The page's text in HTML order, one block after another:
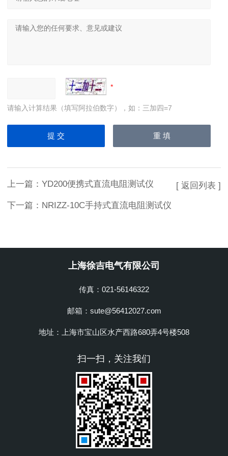
请输入计算结果（填写阿拉伯数字），如：三加四=7
上一篇： YD200便携式直流电阻测试仪
下一篇： NRIZZ-10C手持式直流电阻测试仪
[ 返回列表 ]
上海徐吉电气有限公司
传真：021-56146322
邮箱：sute@56412027.com
地址：上海市宝山区水产西路680弄4号楼508
扫一扫，关注我们